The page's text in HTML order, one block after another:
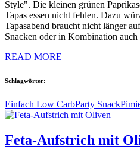
Style". Die kleinen grünen
Tapas essen nicht fehlen. Dazu
Tapasabend braucht nicht länger
Snacken oder in Kombination auch
READ MORE
Schlagwörter:
Einfach Low CarbParty Snack
Feta-Aufstrich mit